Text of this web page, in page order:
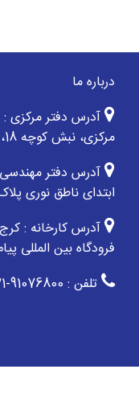
درباره ما
آدرس دفتر مرکزی :
مرکزی، نبش کوچه 18، پلاک 27، ساختمان تاپکو
آدرس دفتر مهندسی :
ابتدای ناطق نوری پلاک 16
فرودگاه بین المللی پیام
تلفن : 91076800-021 ، فکس : 91076800-021